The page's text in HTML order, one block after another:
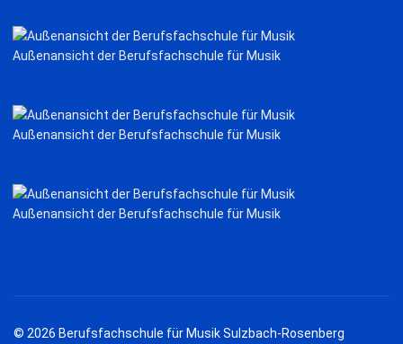
Außenansicht der Berufsfachschule für Musik
Außenansicht der Berufsfachschule für Musik
Außenansicht der Berufsfachschule für Musik
© 2026 Berufsfachschule für Musik Sulzbach-Rosenberg